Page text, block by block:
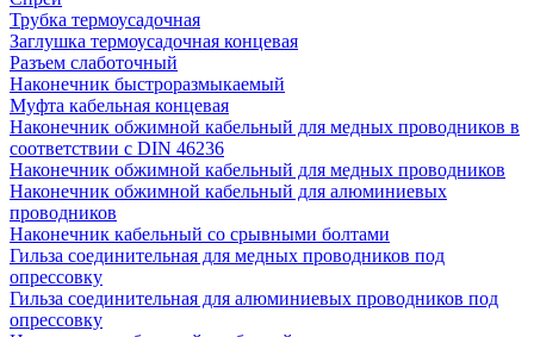
Трубка термоусадочная
Заглушка термоусадочная концевая
Разъем слаботочный
Наконечник быстроразмыкаемый
Муфта кабельная концевая
Наконечник обжимной кабельный для медных проводников в
соответствии с DIN 46236
Наконечник обжимной кабельный для медных проводников
Наконечник обжимной кабельный для алюминиевых
проводников
Наконечник кабельный со срывными болтами
Гильза соединительная для медных проводников под
опрессовку
Гильза соединительная для алюминиевых проводников под
опрессовку